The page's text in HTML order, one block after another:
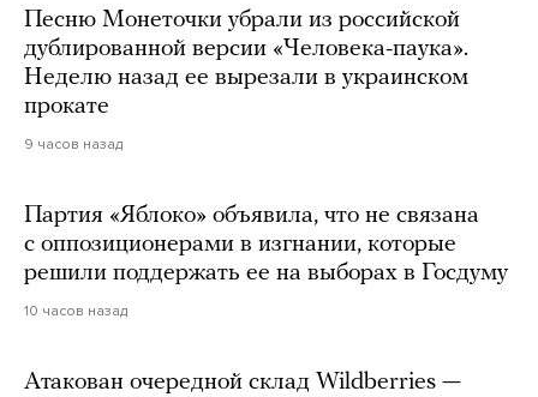
Песню Монеточки убрали из российской
дублированной версии «Человека-паука».
Неделю назад ее вырезали в украинском
прокате
9 часов назад
Партия «Яблоко» объявила, что не связана
с оппозиционерами в изгнании, которые
решили поддержать ее на выборах в Госдуму
10 часов назад
Атакован очередной склад Wildberries —